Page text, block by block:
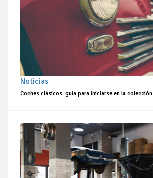
Noticias
Coches clásicos: guía para iniciarse en la colección